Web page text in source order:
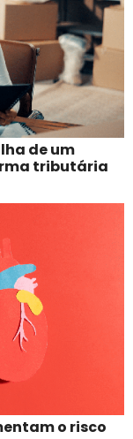
de um
tributária
o risco